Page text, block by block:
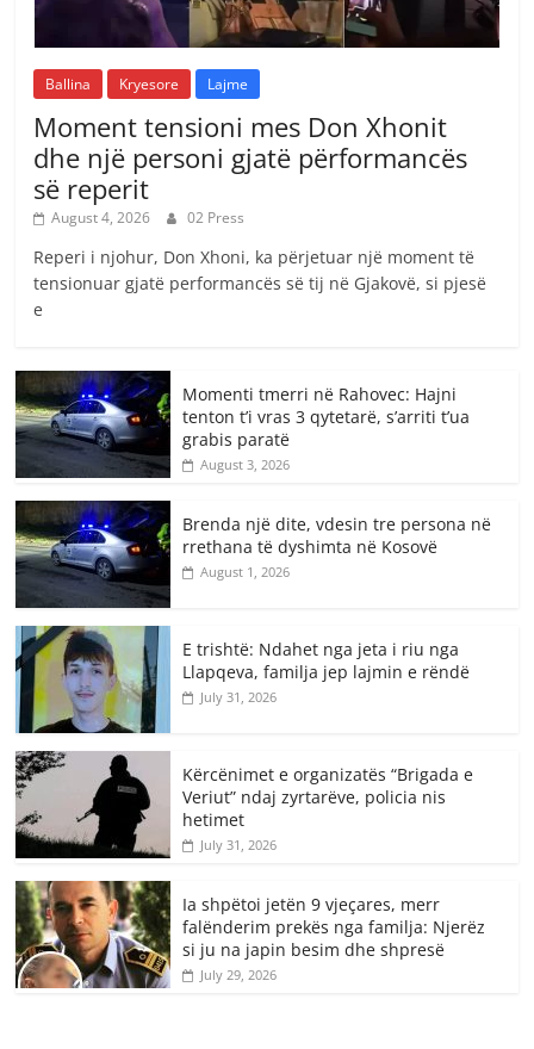
Ballina Kryesore Lajme
Moment tensioni mes Don Xhonit
dhe një personi gjatë përformancës
së reperit
August 4, 2026 02 Press
Reperi i njohur, Don Xhoni, ka përjetuar një moment të
tensionuar gjatë performancës së tij në Gjakovë, si pjesë
e
Momenti tmerri në Rahovec: Hajni
tenton t’i vras 3 qytetarë, s’arriti t’ua
grabis paratë
August 3, 2026
Brenda një dite, vdesin tre persona në
rrethana të dyshimta në Kosovë
August 1, 2026
E trishtë: Ndahet nga jeta i riu nga
Llapqeva, familja jep lajmin e rëndë
July 31, 2026
Kërcënimet e organizatës “Brigada e
Veriut” ndaj zyrtarëve, policia nis
hetimet
July 31, 2026
Ia shpëtoi jetën 9 vjeçares, merr
falënderim prekës nga familja: Njerëz
si ju na japin besim dhe shpresë
July 29, 2026